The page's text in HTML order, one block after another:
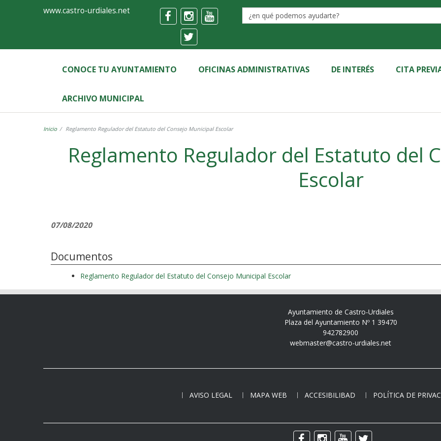
FormularioAyuntamiento
Castro-
Urdiales
www.castro-urdiales.net
CONOCE TU AYUNTAMIENTO OFICINAS ADMINISTRATIVAS DE INTERÉS CITA
ARCHIVO MUNICIPAL
Inicio Reglamento Regulador del Estatuto del Consejo Municipal Escolar
Reglamento Regulador del Estatuto del
Escolar
07/08/2020
Documentos
Reglamento Regulador del Estatuto del Consejo Municipal Escolar
Ayuntamiento de Castro-Urdiales
Plaza del Ayuntamiento Nº 1 39470
942782900
webmaster@castro-urdiales.net
AVISO LEGAL MAPA WEB ACCESIBILIBAD POLÍTICA DE